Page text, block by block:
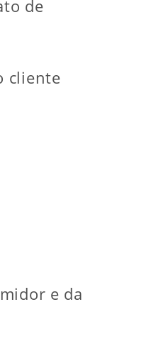
de
cliente
e da